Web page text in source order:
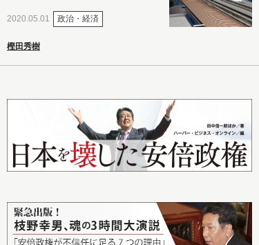
2020.05.01 政治・経済
樫田秀樹